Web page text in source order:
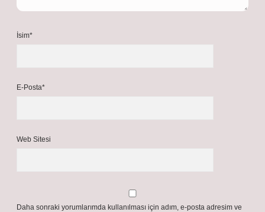
İsim*
E-Posta*
Web Sitesi
Daha sonraki yorumlarımda kullanılması için adım, e-posta adresim ve